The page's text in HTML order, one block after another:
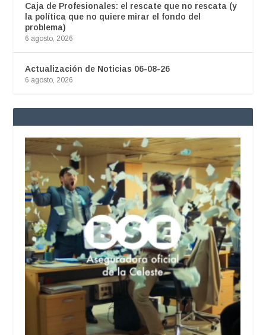
Caja de Profesionales: el rescate que no rescata (y
la política que no quiere mirar el fondo del
problema)
6 agosto, 2026
Actualización de Noticias 06-08-26
6 agosto, 2026